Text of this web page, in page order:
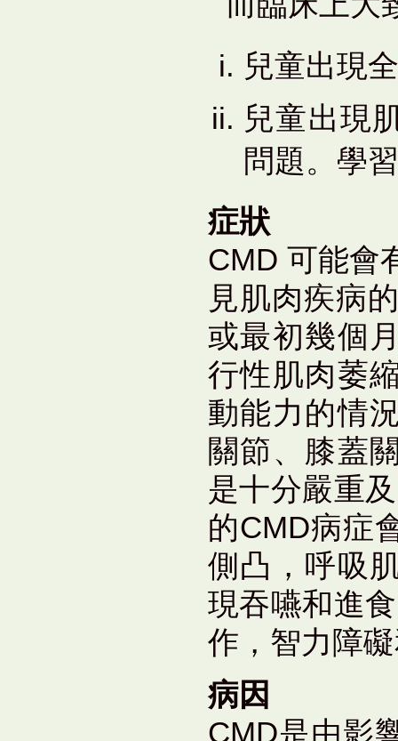
兒童出現
兒童出現
問題。學
症狀
CMD 可能會
見肌肉疾病
或最初幾個
行性肌肉萎
動能力的情
關節、膝蓋
是十分嚴重
的CMD病症
側凸，呼吸
現吞嚥和進
作，智力障
病因
CMD是由影